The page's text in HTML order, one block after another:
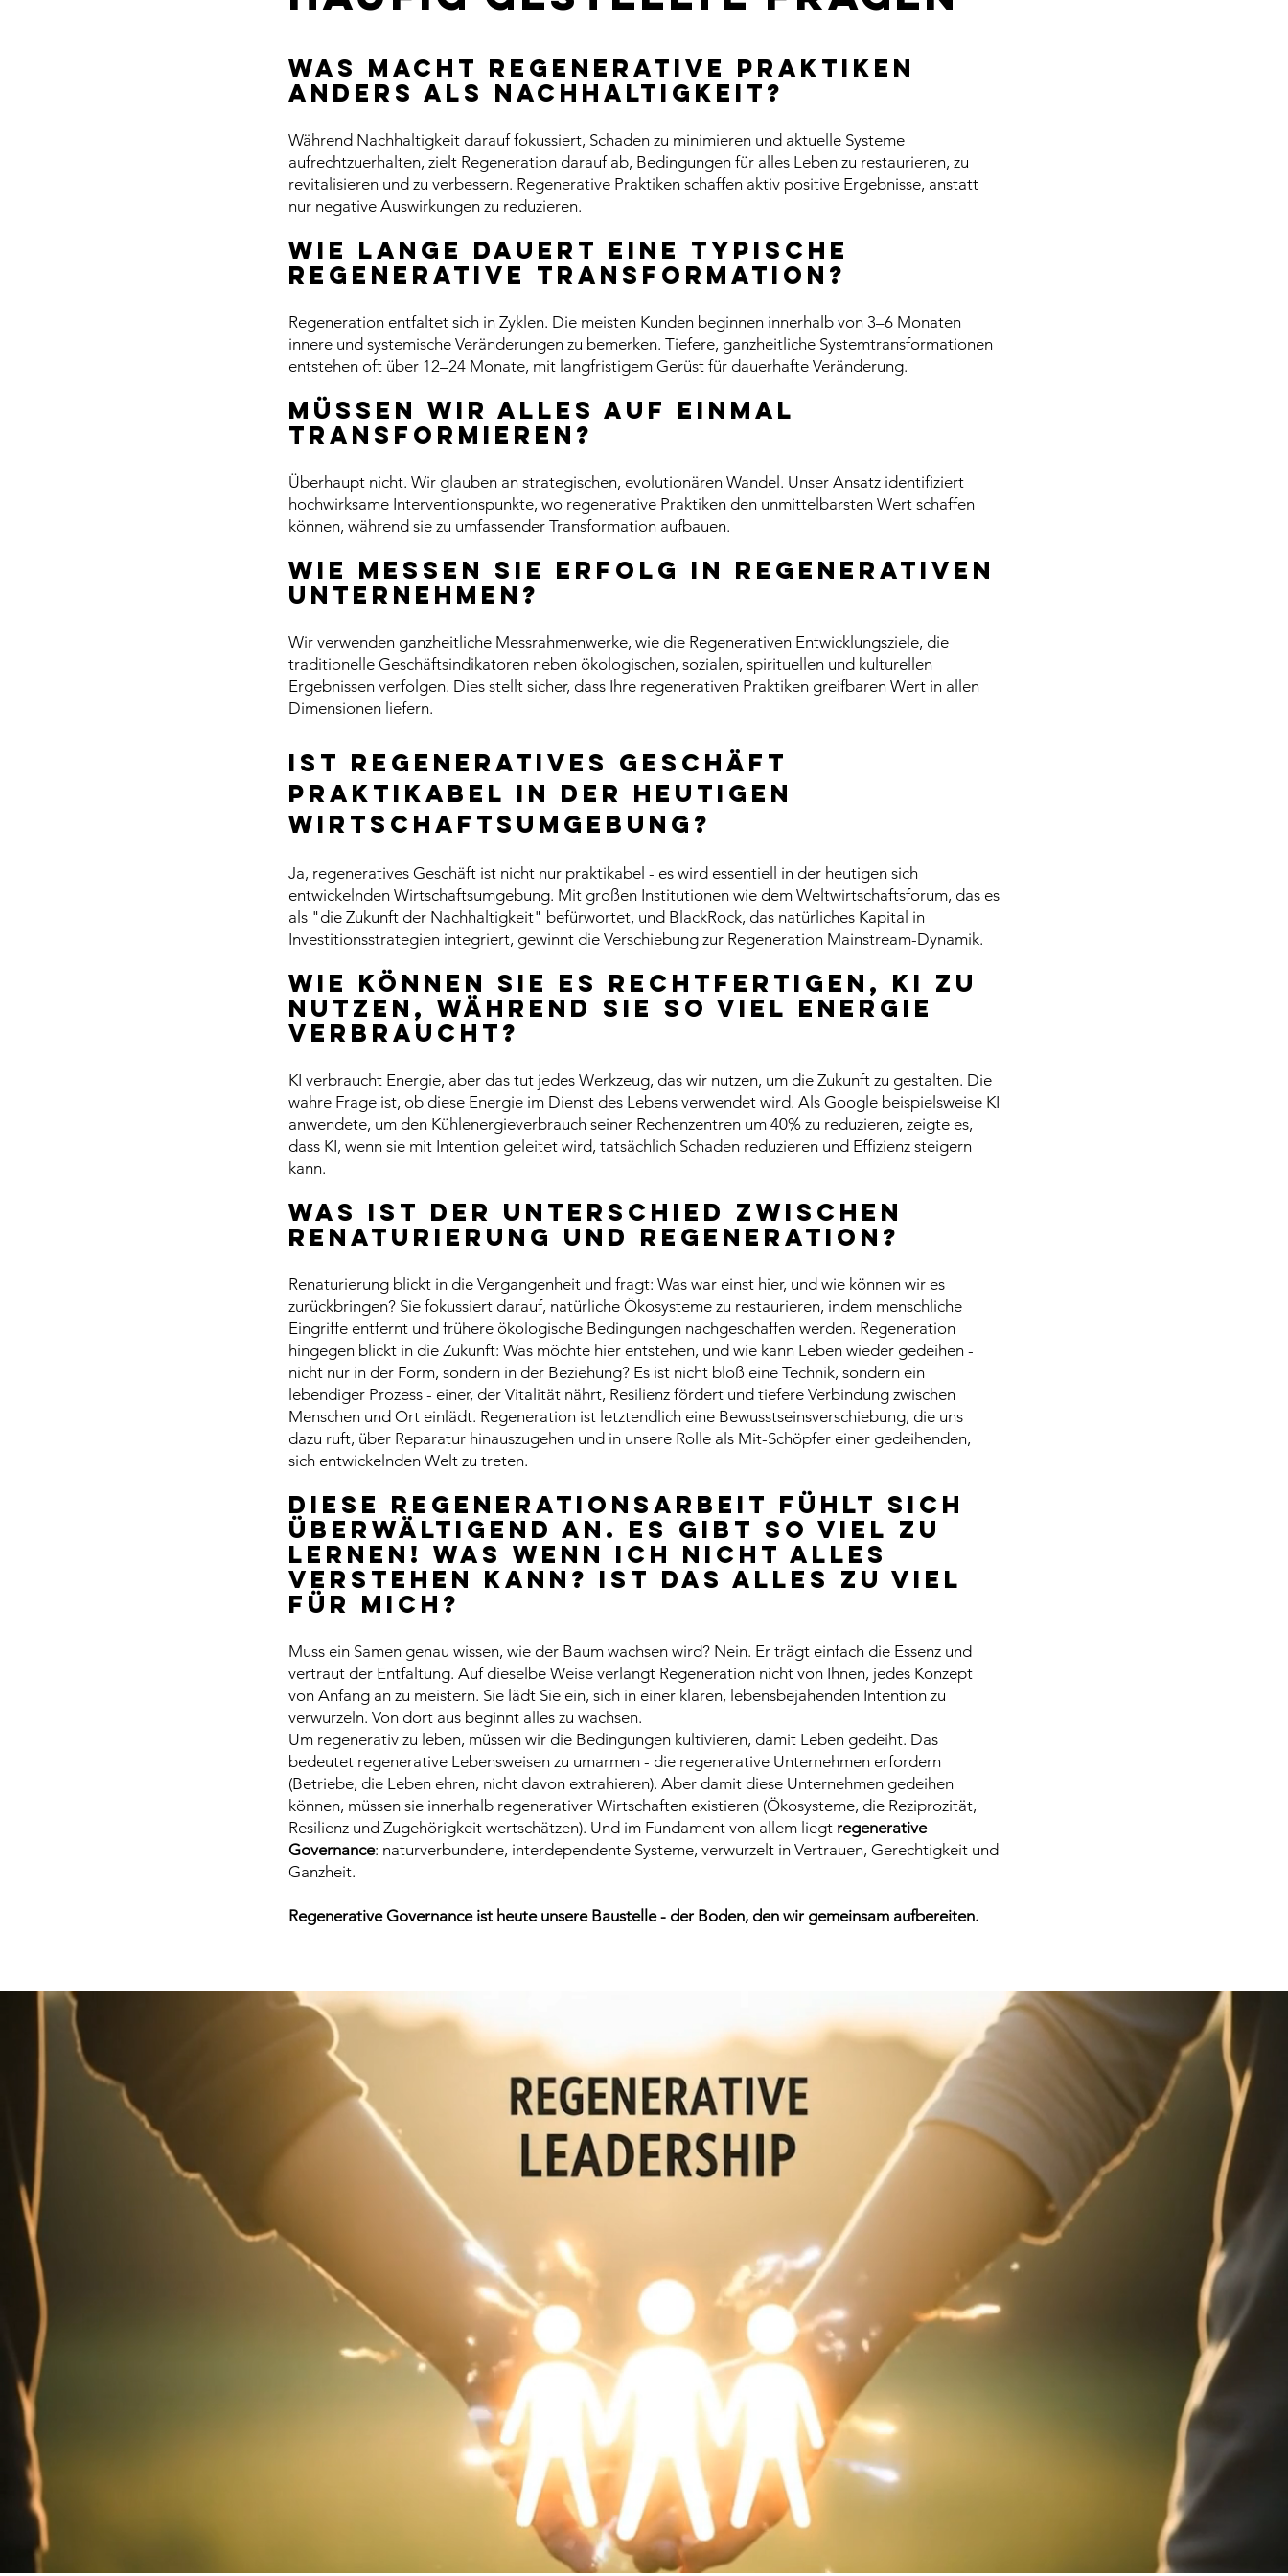
Was macht regenerative Praktiken
anders als Nachhaltigkeit?
Während Nachhaltigkeit darauf fokussiert, Schaden zu minimieren und aktuelle Systeme
aufrechtzuerhalten, zielt Regeneration darauf ab, Bedingungen für alles Leben zu restaurieren, zu
revitalisieren und zu verbessern. Regenerative Praktiken schaffen aktiv positive Ergebnisse, anstatt
nur negative Auswirkungen zu reduzieren.
Wie lange dauert eine typische
regenerative Transformation?
Regeneration entfaltet sich in Zyklen. Die meisten Kunden beginnen innerhalb von 3–6 Monaten
innere und systemische Veränderungen zu bemerken. Tiefere, ganzheitliche Systemtransformationen
entstehen oft über 12–24 Monate, mit langfristigem Gerüst für dauerhafte Veränderung.
Müssen wir alles auf einmal
transformieren?
Überhaupt nicht. Wir glauben an strategischen, evolutionären Wandel. Unser Ansatz identifiziert
hochwirksame Interventionspunkte, wo regenerative Praktiken den unmittelbarsten Wert schaffen
können, während sie zu umfassender Transformation aufbauen.
Wie messen Sie Erfolg in regenerativen
Unternehmen?
Wir verwenden ganzheitliche Messrahmenwerke, wie die Regenerativen Entwicklungsziele, die
traditionelle Geschäftsindikatoren neben ökologischen, sozialen, spirituellen und kulturellen
Ergebnissen verfolgen. Dies stellt sicher, dass Ihre regenerativen Praktiken greifbaren Wert in allen
Dimensionen liefern.
Ist regeneratives Geschäft
praktikabel in der heutigen
Wirtschaftsumgebung?
Ja, regeneratives Geschäft ist nicht nur praktikabel - es wird essentiell in der heutigen sich
entwickelnden Wirtschaftsumgebung. Mit großen Institutionen wie dem Weltwirtschaftsforum, das es
als "die Zukunft der Nachhaltigkeit" befürwortet, und BlackRock, das natürliches Kapital in
Investitionsstrategien integriert, gewinnt die Verschiebung zur Regeneration Mainstream-Dynamik.
Wie können Sie es rechtfertigen, KI zu
nutzen, während sie so viel Energie
verbraucht?
KI verbraucht Energie, aber das tut jedes Werkzeug, das wir nutzen, um die Zukunft zu gestalten. Die
wahre Frage ist, ob diese Energie im Dienst des Lebens verwendet wird. Als Google beispielsweise KI
anwendete, um den Kühlenergieverbrauch seiner Rechenzentren um 40% zu reduzieren, zeigte es,
dass KI, wenn sie mit Intention geleitet wird, tatsächlich Schaden reduzieren und Effizienz steigern
kann.
Was ist der Unterschied zwischen
Renaturierung und Regeneration?
Renaturierung blickt in die Vergangenheit und fragt: Was war einst hier, und wie können wir es
zurückbringen? Sie fokussiert darauf, natürliche Ökosysteme zu restaurieren, indem menschliche
Eingriffe entfernt und frühere ökologische Bedingungen nachgeschaffen werden. Regeneration
hingegen blickt in die Zukunft: Was möchte hier entstehen, und wie kann Leben wieder gedeihen -
nicht nur in der Form, sondern in der Beziehung? Es ist nicht bloß eine Technik, sondern ein
lebendiger Prozess - einer, der Vitalität nährt, Resilienz fördert und tiefere Verbindung zwischen
Menschen und Ort einlädt. Regeneration ist letztendlich eine Bewusstseinsverschiebung, die uns
dazu ruft, über Reparatur hinauszugehen und in unsere Rolle als Mit-Schöpfer einer gedeihenden,
sich entwickelnden Welt zu treten.
Diese Regenerationsarbeit fühlt sich
überwältigend an. Es gibt so viel zu
lernen! Was wenn ich nicht alles
verstehen kann? Ist das alles zu viel
für mich?
Muss ein Samen genau wissen, wie der Baum wachsen wird? Nein. Er trägt einfach die Essenz und
vertraut der Entfaltung. Auf dieselbe Weise verlangt Regeneration nicht von Ihnen, jedes Konzept
von Anfang an zu meistern. Sie lädt Sie ein, sich in einer klaren, lebensbejahenden Intention zu
verwurzeln. Von dort aus beginnt alles zu wachsen.
Um regenerativ zu leben, müssen wir die Bedingungen kultivieren, damit Leben gedeiht. Das
bedeutet regenerative Lebensweisen zu umarmen - die regenerative Unternehmen erfordern
(Betriebe, die Leben ehren, nicht davon extrahieren). Aber damit diese Unternehmen gedeihen
können, müssen sie innerhalb regenerativer Wirtschaften existieren (Ökosysteme, die Reziprozität,
Resilienz und Zugehörigkeit wertschätzen). Und im Fundament von allem liegt regenerative
Governance: naturverbundene, interdependente Systeme, verwurzelt in Vertrauen, Gerechtigkeit und
Ganzheit.
Regenerative Governance ist heute unsere Baustelle - der Boden, den wir gemeinsam aufbereiten.